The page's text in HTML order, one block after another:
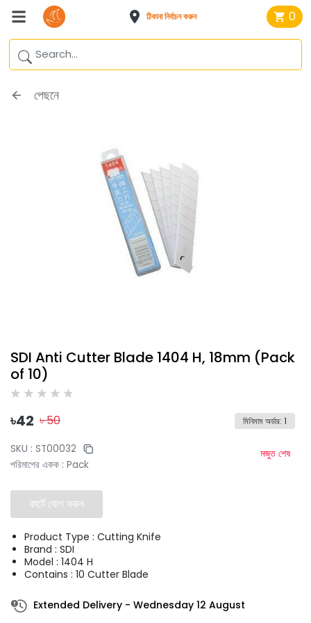
ঠিকানা নির্বাচন করুন 0
পেছনে
SDI Anti Cutter Blade 1404 H, 18mm (Pack
of 10)
৳42 ৳50 মিনিমাম অর্ডার: 1
SKU : ST00032
পরিমাপের একক : Pack
মজুত শেষ
কার্টে যোগ করুন
Product Type : Cutting Knife
Brand : SDI
Model : 1404 H
Contains : 10 Cutter Blade
Extended Delivery - Wednesday 12 August